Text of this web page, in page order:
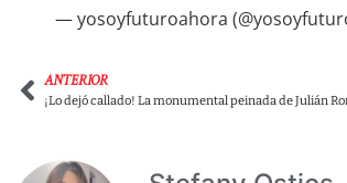
— yosoyfuturoahora
ANTERIOR